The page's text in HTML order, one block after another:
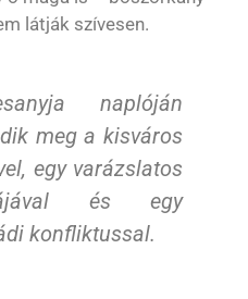
látják szívesen.
naplóján
meg a kisváros
egy varázslatos
és egy
konfliktussal.